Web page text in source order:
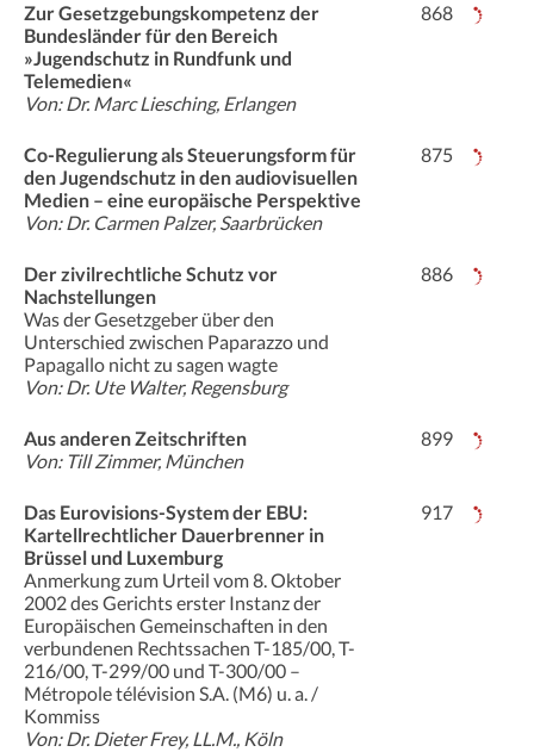
Zur Gesetzgebungskompetenz der
Bundesländer für den Bereich
»Jugendschutz in Rundfunk und
Telemedien«
Von: Dr. Marc Liesching, Erlangen
868
Co-Regulierung als Steuerungsform für
den Jugendschutz in den audiovisuellen
Medien – eine europäische Perspektive
Von: Dr. Carmen Palzer, Saarbrücken
875
Der zivilrechtliche Schutz vor
Nachstellungen
Was der Gesetzgeber über den
Unterschied zwischen Paparazzo und
Papagallo nicht zu sagen wagte
Von: Dr. Ute Walter, Regensburg
886
Aus anderen Zeitschriften
Von: Till Zimmer, München
899
Das Eurovisions-System der EBU:
Kartellrechtlicher Dauerbrenner in
Brüssel und Luxemburg
Anmerkung zum Urteil vom 8. Oktober
2002 des Gerichts erster Instanz der
Europäischen Gemeinschaften in den
verbundenen Rechtssachen T-185/00, T-
216/00, T-299/00 und T-300/00 –
Métropole télévision S.A. (M6) u. a. /
Kommiss
Von: Dr. Dieter Frey, LL.M., Köln
917